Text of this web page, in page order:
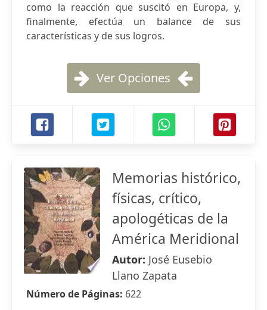
como la reacción que suscitó en Europa, y,
finalmente, efectúa un balance de sus
características y de sus logros.
Ver Opciones
Memorias histórico,
físicas, crítico,
apologéticas de la
América Meridional
Autor: José Eusebio
Llano Zapata
Número de Páginas: 622